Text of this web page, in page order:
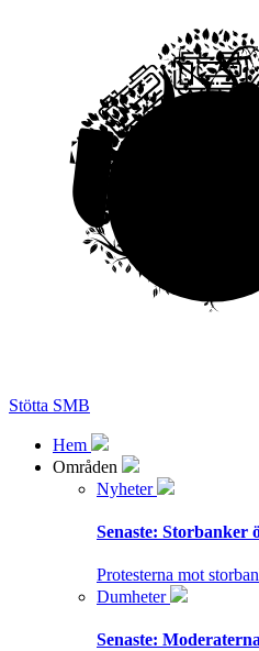
Stötta SMB
Hem
Områden
Nyheter
Senaste: Storbanker
Protesterna mot
Dumheter
Senaste: